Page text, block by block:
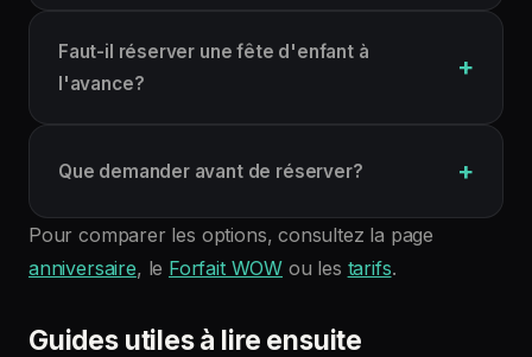
Faut-il réserver une fête d'enfant à
l'avance?
Que demander avant de réserver?
Pour comparer les options, consultez la page
anniversaire, le Forfait WOW ou les tarifs.
Guides utiles à lire ensuite